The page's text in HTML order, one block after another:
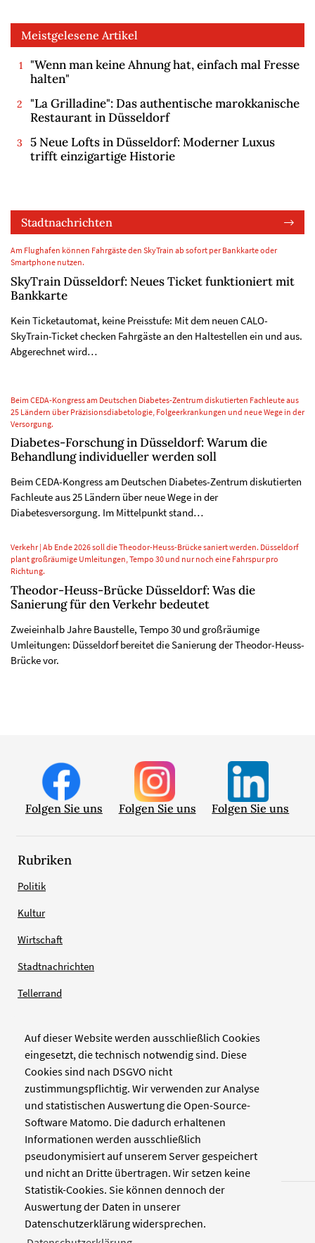
Auf dieser Website werden ausschließlich Cookies
eingesetzt, die technisch notwendig sind. Diese
Cookies sind nach DSGVO nicht
zustimmungspflichtig. Wir verwenden zur Analyse
und statistischen Auswertung die Open-Source-
Software Matomo. Die dadurch erhaltenen
Informationen werden ausschließlich
pseudonymisiert auf unserem Server gespeichert
und nicht an Dritte übertragen. Wir setzen keine
Statistik-Cookies. Sie können dennoch der
Auswertung der Daten in unserer
Datenschutzerklärung widersprechen.
Meistgelesene Artikel
"Wenn man keine Ahnung hat, einfach mal Fresse
halten"
"La Grilladine": Das authentische marokkanische
Restaurant in Düsseldorf
5 Neue Lofts in Düsseldorf: Moderner Luxus
trifft einzigartige Historie
Stadtnachrichten
Am Flughafen können Fahrgäste den SkyTrain ab sofort per Bankkarte oder
Smartphone nutzen.
SkyTrain Düsseldorf: Neues Ticket funktioniert mit
Bankkarte
Kein Ticketautomat, keine Preisstufe: Mit dem neuen CALO-
SkyTrain-Ticket checken Fahrgäste an den Haltestellen ein und aus.
Abgerechnet wird…
Beim CEDA-Kongress am Deutschen Diabetes-Zentrum diskutierten Fachleute aus
25 Ländern über Präzisionsdiabetologie, Folgeerkrankungen und neue Wege in der
Versorgung.
Diabetes-Forschung in Düsseldorf: Warum die
Behandlung individueller werden soll
Beim CEDA-Kongress am Deutschen Diabetes-Zentrum diskutierten
Fachleute aus 25 Ländern über neue Wege in der
Diabetesversorgung. Im Mittelpunkt stand…
Verkehr | Ab Ende 2026 soll die Theodor-Heuss-Brücke saniert werden. Düsseldorf
plant großräumige Umleitungen, Tempo 30 und nur noch eine Fahrspur pro
Richtung.
Theodor-Heuss-Brücke Düsseldorf: Was die
Sanierung für den Verkehr bedeutet
Zweieinhalb Jahre Baustelle, Tempo 30 und großräumige
Umleitungen: Düsseldorf bereitet die Sanierung der Theodor-Heuss-
Brücke vor.
Folgen Sie uns Folgen Sie uns Folgen Sie uns
Rubriken
Politik
Kultur
Wirtschaft
Stadtnachrichten
Tellerrand
Verlag
Pinienstraße 2
40233 Düsseldorf
www.zellwerk.com